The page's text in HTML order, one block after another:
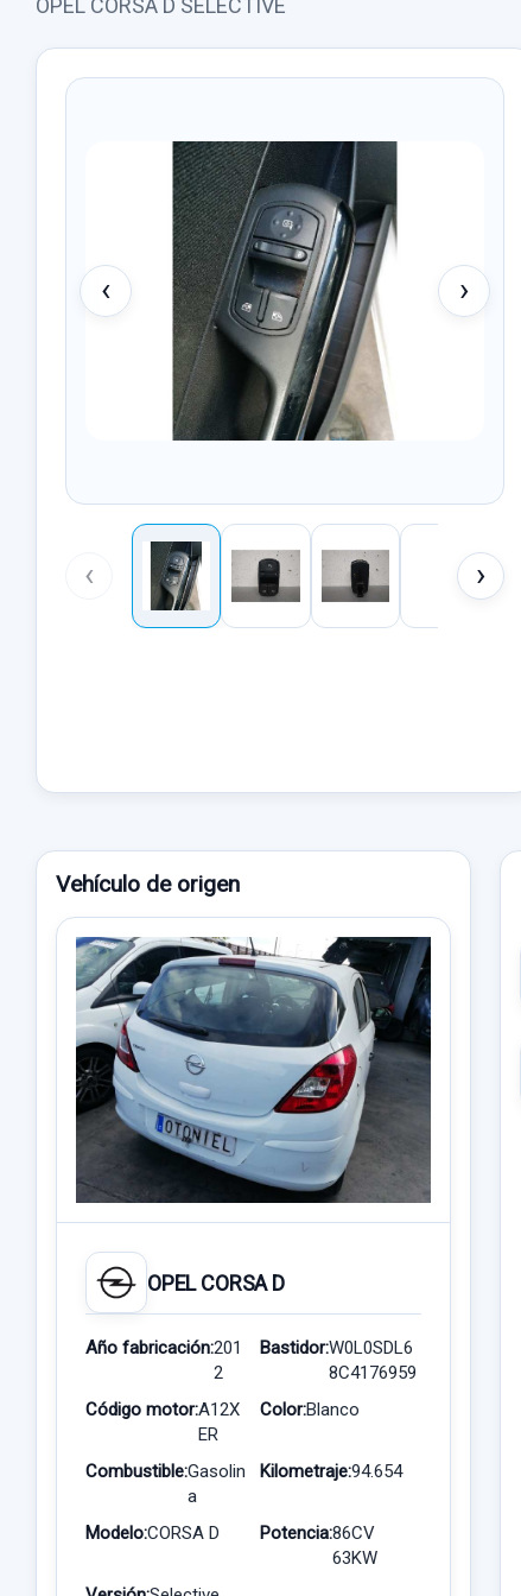
OPEL CORSA D SELECTIVE
‹ ›
‹ ›
Vehículo de origen
OPEL CORSA D
Año fabricación:201
2
Bastidor:W0L0SDL6
8C4176959
Código motor:A12X
ER
Color:Blanco
Combustible:Gasolin
a
Kilometraje:94.654
Modelo:CORSA D Potencia:86CV
63KW